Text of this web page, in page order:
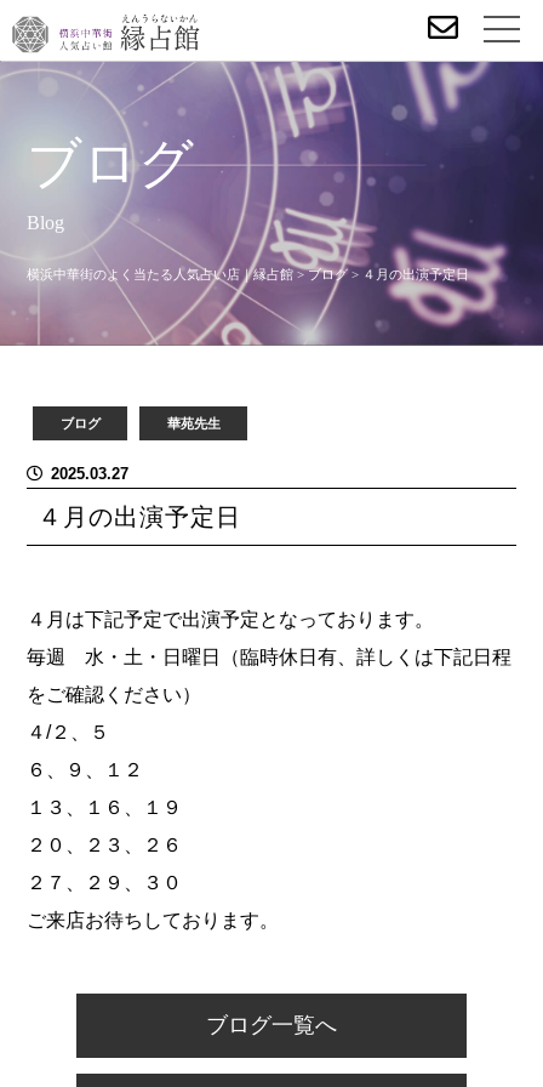
ブログ
Blog
横浜中華街のよく当たる人気占い店｜縁占館 >ブログ> ４月の出演予定日
ブログ 華苑先生
2025.03.27
４月の出演予定日
４月は下記予定で出演予定となっております。
毎週 水・土・日曜日（臨時休日有、詳しくは下記日程
をご確認ください）
４/２、５
６、９、１２
１３、１６、１９
２０、２３、２６
２７、２９、３０
ご来店お待ちしております。
ブログ一覧へ